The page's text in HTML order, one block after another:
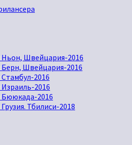
Швейцария-2016
Швейцария-2016
2016
2016
2016
Тбилиси-2018